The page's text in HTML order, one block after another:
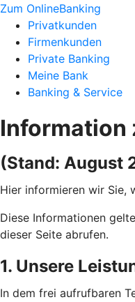
Zum OnlineBanking
Privatkunden
Firmenkunden
Private Banking
Meine Bank
Banking & Service
Information
(Stand: August
Hier informieren wir Sie,
Diese Informationen
dieser Seite abrufen.
1. Unsere
In dem frei aufrufbaren